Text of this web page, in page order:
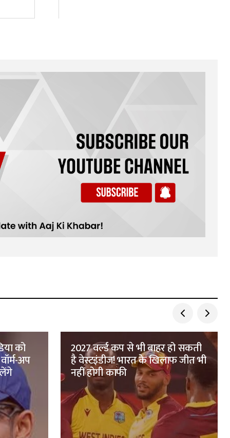
को
अप
2027 वर्ल्ड कप से भी बाहर हो सकती
है वेस्टइंडीज! भारत के खिलाफ जीत भी
नहीं होगी काफी